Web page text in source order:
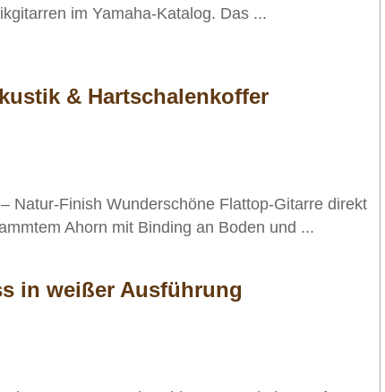
im Yamaha-Katalog. Das ...
& Hartschalenkoffer
Natur-Finish Wunderschöne Flattop-Gitarre direkt
Ahorn mit Binding an Boden und ...
in weißer Ausführung